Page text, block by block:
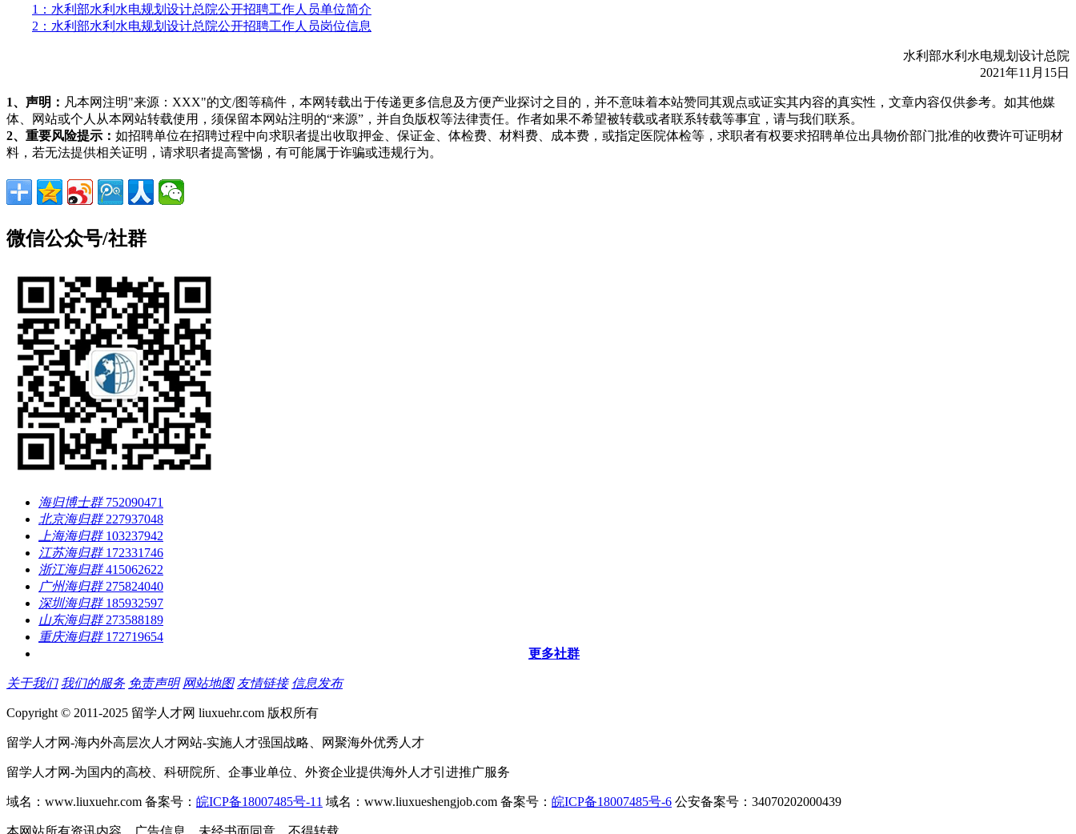
1：水利部水利水电规划设计总院公开招聘工作人员单位简介
2：水利部水利水电规划设计总院公开招聘工作人员岗位信息
水利部水利水电规划设计总院
2021年11月15日
1、声明： 凡本网注明"来源：XXX"的文/图等稿件，本网转载出于传递更多信息及方便产业探讨之目的，并不意味着本站赞同其观点或证实其内容的真实性，文章内容仅供参考。如其他媒
体、网站或个人从本网站转载使用，须保留本网站注明的“来源”，并自负版权等法律责任。作者如果不希望被转载或者联系转载等事宜，请与我们联系。
2、重要风险提示： 如招聘单位在招聘过程中向求职者提出收取押金、保证金、体检费、材料费、成本费，或指定医院体检等，求职者有权要求招聘单位出具物价部门批准的收费许可证明材
料，若无法提供相关证明，请求职者提高警惕，有可能属于诈骗或违规行为。
微信公众号/社群
海归博士群 752090471
北京海归群 227937048
上海海归群 103237942
江苏海归群 172331746
浙江海归群 415062622
广州海归群 275824040
深圳海归群 185932597
山东海归群 273588189
重庆海归群 172719654
更多社群
关于我们 我们的服务 免责声明 网站地图 友情链接 信息发布
Copyright © 2011-2025 留学人才网 liuxuehr.com 版权所有
留学人才网-海内外高层次人才网站-实施人才强国战略、网聚海外优秀人才
留学人才网-为国内的高校、科研院所、企事业单位、外资企业提供海外人才引进推广服务
域名：www.liuxuehr.com 备案号： 皖ICP备18007485号-11 域名：www.liuxueshengjob.com 备案号： 皖ICP备18007485号-6 公安备案号：34070202000439
本网站所有资讯内容、广告信息，未经书面同意，不得转载。